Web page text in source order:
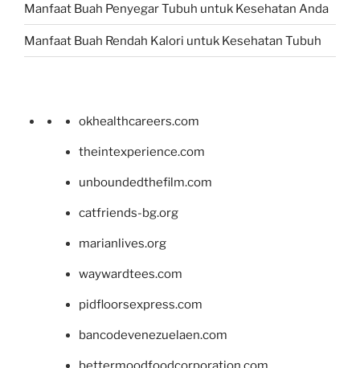
Manfaat Buah Penyegar Tubuh untuk Kesehatan Anda
Manfaat Buah Rendah Kalori untuk Kesehatan Tubuh
okhealthcareers.com
theintexperience.com
unboundedthefilm.com
catfriends-bg.org
marianlives.org
waywardtees.com
pidfloorsexpress.com
bancodevenezuelaen.com